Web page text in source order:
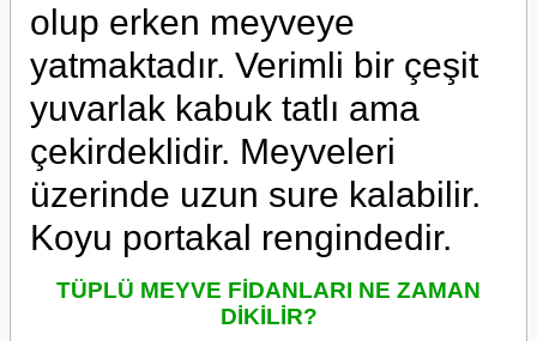
olup erken meyveye
yatmaktadır. Verimli bir çeşit
yuvarlak kabuk tatlı ama
çekirdeklidir. Meyveleri
üzerinde uzun sure kalabilir.
Koyu portakal rengindedir.
TÜPLÜ MEYVE FİDANLARI NE ZAMAN
DİKİLİR?